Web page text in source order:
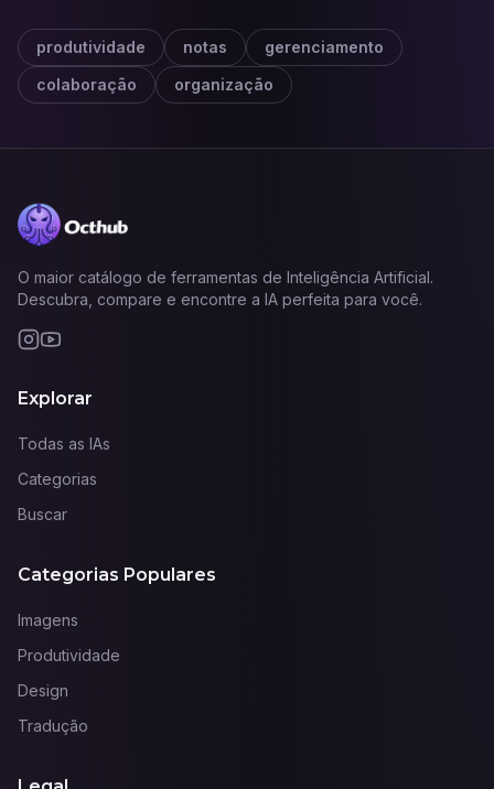
produtividade notas
gerenciamento
colaboração
organização
O maior catálogo de ferramentas de Inteligência Artificial.
Descubra, compare e encontre a IA perfeita para você.
Explorar
Todas as IAs
Categorias
Buscar
Categorias Populares
Imagens
Produtividade
Design
Tradução